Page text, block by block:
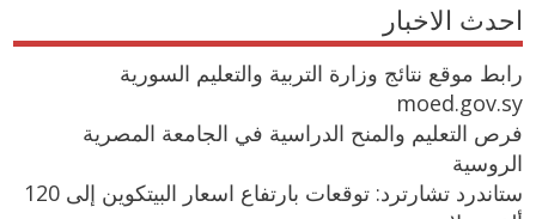
احدث الاخبار
رابط موقع نتائج وزارة التربية والتعليم السورية
moed.gov.sy
فرص التعليم والمنح الدراسية في الجامعة المصرية
الروسية
ستاندرد تشارترد: توقعات بارتفاع اسعار البيتكوين إلى 120